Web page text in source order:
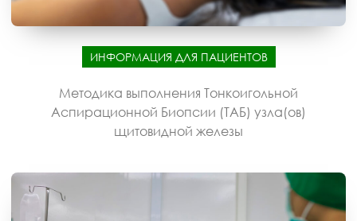
ИНФОРМАЦИЯ ДЛЯ ПАЦИЕНТОВ
Методика выполнения Тонкоигольной
Аспирационной Биопсии (ТАБ) узла(ов)
щитовидной железы